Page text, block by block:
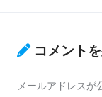
コメント
メールアドレスが